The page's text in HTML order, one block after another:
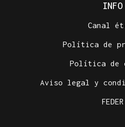
INFO
Canal
Política de
Política de
Aviso legal y
FEDER